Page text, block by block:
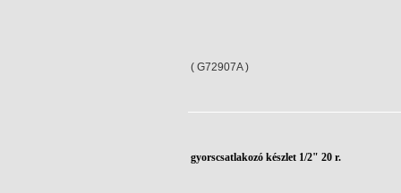
( G72907A )
gyorscsatlakozó készlet 1/2" 20 r.